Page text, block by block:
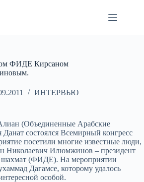
ФИДЕ Кирсаном
ИНТЕРВЬЮ
(Объединенные Арабские
Данат состоялся Всемирный конгресс
посетили многие известные люди,
Николаевич Илюмжинов – президент
шахмат (ФИДЕ). На мероприятии
Дагамсe, которому удалось
особой.